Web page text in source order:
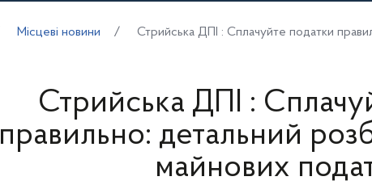
Місцеві новини Стрийська ДПІ : Сплачуйте податки
Стрийська ДПІ :
правильно: детальний
майнових